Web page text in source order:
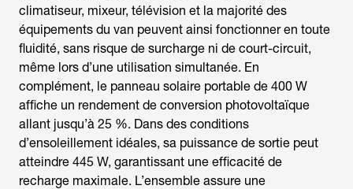
climatiseur, mixeur, télévision et la majorité des
équipements du van peuvent ainsi fonctionner en toute
fluidité, sans risque de surcharge ni de court-circuit,
même lors d’une utilisation simultanée. En
complément, le panneau solaire portable de 400 W
affiche un rendement de conversion photovoltaïque
allant jusqu’à 25 %. Dans des conditions
d’ensoleillement idéales, sa puissance de sortie peut
atteindre 445 W, garantissant une efficacité de
recharge maximale. L’ensemble assure une